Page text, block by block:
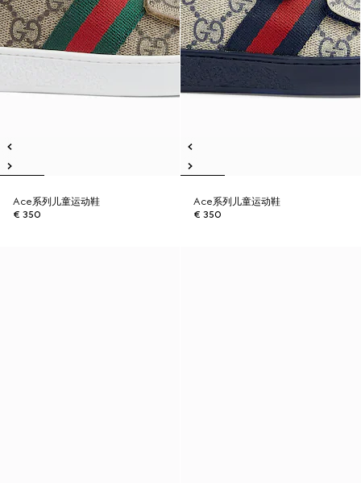
Ace系列儿童运动鞋
€ 350
Ace系列儿童运动鞋
€ 350